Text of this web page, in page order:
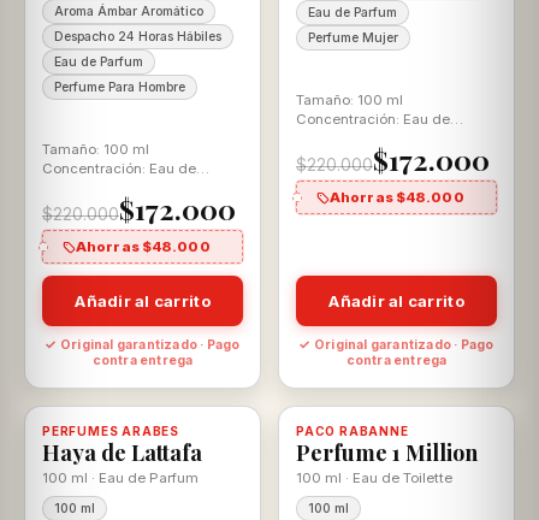
Aroma Ámbar Aromático
Despacho 24 Horas Hábiles
Eau de Parfum
Perfume Para Hombre
Tamaño: 100 ml
Concentración: Eau de
Aromático Para El
$220.000$172.000
Ahorras $48.000
Añadir al carrito
✓ Original garantizado · Pago
contra entrega
Eau de Parfum
Perfume Mujer
Tamaño: 100 ml
Concentración: Eau de
Ella
$220.000$172.000
Ahorras $48.000
Añadir al carrito
✓ Original garantizado · Pago
contra entrega
-20% 100% ORIGINAL
PERFUMES ARABES
Haya de Lattafa
100 ml · Eau de Parfum
100 ml
Disponible, con descuento -12% 100% ORIGINAL
PACO RABANNE
Perfume 1 Million
100 ml · Eau de Toilette
100 ml
Disponible, con descuento